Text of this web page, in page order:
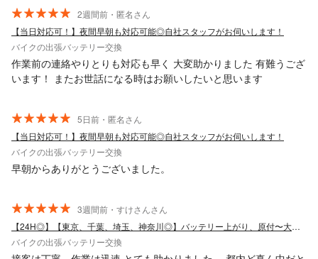
2週間前・匿名さん
【当日対応可！】夜間早朝も対応可能◎自社スタッフがお伺いします！
バイクの出張バッテリー交換
作業前の連絡やりとりも対応も早く 大変助かりました 有難うござ
います！ またお世話になる時はお願いしたいと思います
5日前・匿名さん
【当日対応可！】夜間早朝も対応可能◎自社スタッフがお伺いします！
バイクの出張バッテリー交換
早朝からありがとうございました。
3週間前・すけさんさん
【24H◎】【東京、千葉、埼玉、神奈川◎】バッテリー上がり、原付〜大型バイクまで
バイクの出張バッテリー交換